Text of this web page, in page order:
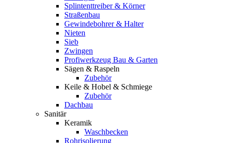
Splintenttreiber & Körner
Straßenbau
Gewindebohrer & Halter
Nieten
Sieb
Zwingen
Profiwerkzeug Bau & Garten
Sägen & Raspeln
Zubehör
Keile & Hobel & Schmiege
Zubehör
Dachbau
Sanitär
Keramik
Waschbecken
Rohrisolierung